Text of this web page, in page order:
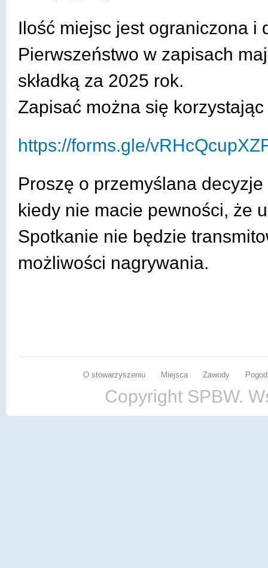
GŁÓWNA
Ilość miejsc jest ograniczona i
Pierwszeństwo w zapisach
składką za 2025 rok.
Zapisać można się
https://forms.gle/
Proszę o przemyślana
kiedy nie macie pewności, że
Spotkanie nie będzie
możliwości nagrywania.
O stowarzyszeniu Miejsca Zawody
Copyright SPBW.